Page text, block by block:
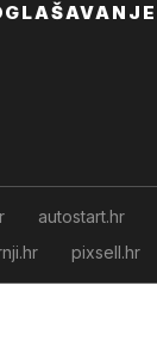
autostart.hr
pixsell.hr